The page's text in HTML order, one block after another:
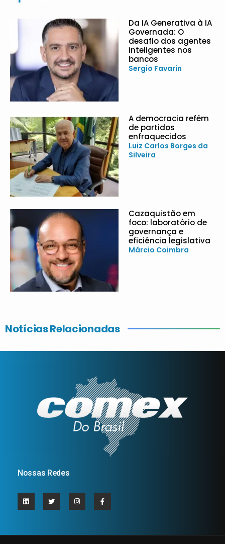
Da IA Generativa à IA
Governada: O
desafio dos agentes
inteligentes nos
bancos
Sergio Favarin
A democracia refém
de partidos
enfraquecidos
Luiz Carlos Borges da
Silveira
Cazaquistão em
foco: laboratório de
governança e
eficiência legislativa
Márcio Coimbra
Notícias Relacionadas
Nossas Redes